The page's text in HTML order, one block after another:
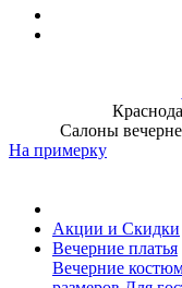
Салоны
На примерку
Акции и Скидки
Вечерние платья
Вечерние